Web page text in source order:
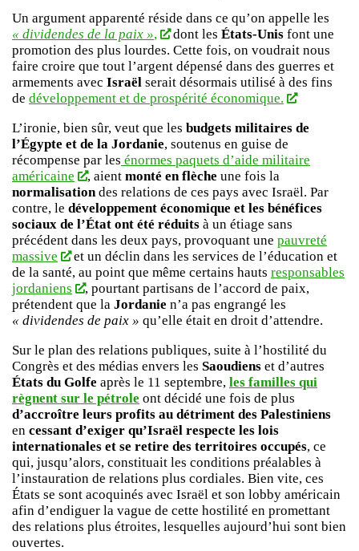
Un argument apparenté réside dans ce qu’on appelle les
« dividendes de la paix », dont les États-Unisfont une
promotion des plus lourdes. Cette fois, on voudrait nous
faire croire que tout l’argent dépensé dans des guerres et
armements avec Israël serait désormais utilisé à des fins
de développement et de prospérité économique.
L’ironie, bien sûr, veut que les budgets militaires de
l’Égypte et de la Jordanie, soutenus en guise de
récompense par les énormes paquets d’aide militaire
américaine
, aient monté en flèche une fois la
normalisationdes relations de ces pays avec Israël. Par
contre, le développement économique et les bénéfices
sociaux de l’État ont été réduits à un étiage sans
précédent dans les deux pays, provoquant une pauvreté
massive
et un déclin dans les services de l’éducation et
de la santé, au point que même certains hauts responsables
jordaniens
, pourtant partisans de l’accord de paix,
prétendent que la Jordanie n’a pas engrangé les
« dividendes de paix » qu’elle était en droit d’attendre.
Sur le plan des relations publiques, suite à l’hostilité du
Congrès et des médias envers les Saoudiens et d’autres
États du Golfe après le 11 septembre, les familles qui
règnent sur le pétrole ont décidé une fois de plus
d’accroître leurs profits au détriment des Palestiniens
en cessant d’exiger qu’Israël respecte les lois
internationales et se retire des territoires occupés, ce
qui, jusqu’alors, constituait les conditions préalables à
l’instauration de relations plus cordiales. Bien vite, ces
États se sont acoquinés avec Israël et son lobby américain
afin d’endiguer la vague de cette hostilité en promettant
des relations plus étroites, lesquelles aujourd’hui sont bien
ouvertes.